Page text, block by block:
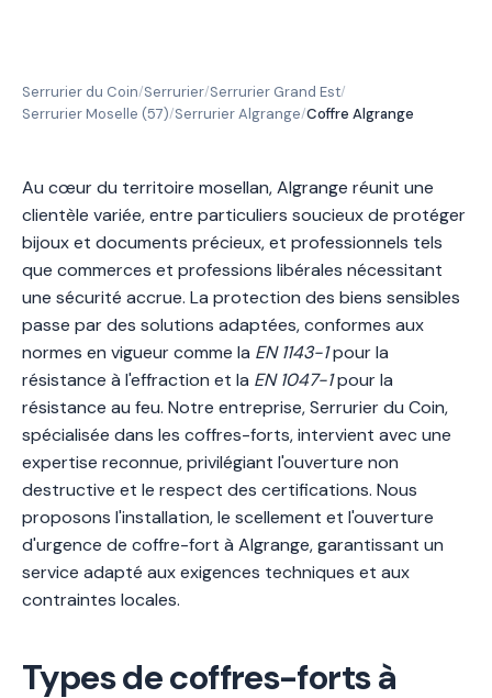
Serrurier du Coin/Serrurier/Serrurier Grand Est/
Serrurier Moselle (57)/Serrurier Algrange/Coffre Algrange
Au cœur du territoire mosellan, Algrange réunit une
clientèle variée, entre particuliers soucieux de protéger
bijoux et documents précieux, et professionnels tels
que commerces et professions libérales nécessitant
une sécurité accrue. La protection des biens sensibles
passe par des solutions adaptées, conformes aux
normes en vigueur comme la EN 1143-1pour la
résistance à l'effraction et la EN 1047-1pour la
résistance au feu. Notre entreprise, Serrurier du Coin,
spécialisée dans les coffres-forts, intervient avec une
expertise reconnue, privilégiant l'ouverture non
destructive et le respect des certifications. Nous
proposons l'installation, le scellement et l'ouverture
d'urgence de coffre-fort à Algrange, garantissant un
service adapté aux exigences techniques et aux
contraintes locales.
Types de coffres-forts à